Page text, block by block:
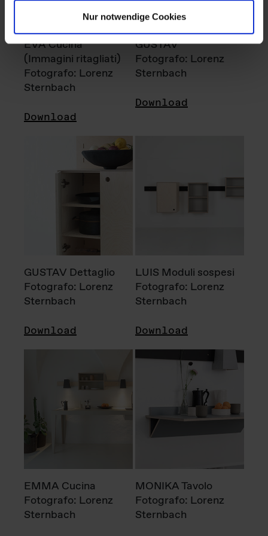
Nur notwendige Cookies
EVA Cucina
(Immagini ritagliati)
Fotografo: Lorenz
Sternbach
Download
GUSTAV
Fotografo: Lorenz
Sternbach
Download
GUSTAV Dettaglio
Fotografo: Lorenz
Sternbach
Download
LUIS Moduli sospesi
Fotografo: Lorenz
Sternbach
Download
EMMA Cucina
Fotografo: Lorenz
Sternbach
MONIKA Tavolo
Fotografo: Lorenz
Sternbach